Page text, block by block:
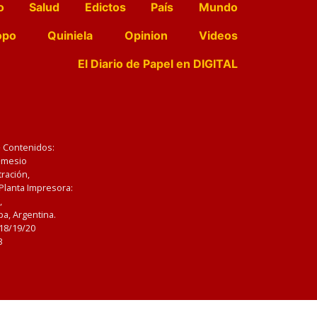
Salud Edictos País
Mundo
Quiniela Opinion
Videos
El Diario de Papel en DIGITAL
Impresora:
Argentina.
19/20